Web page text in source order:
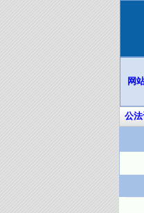
网
公法